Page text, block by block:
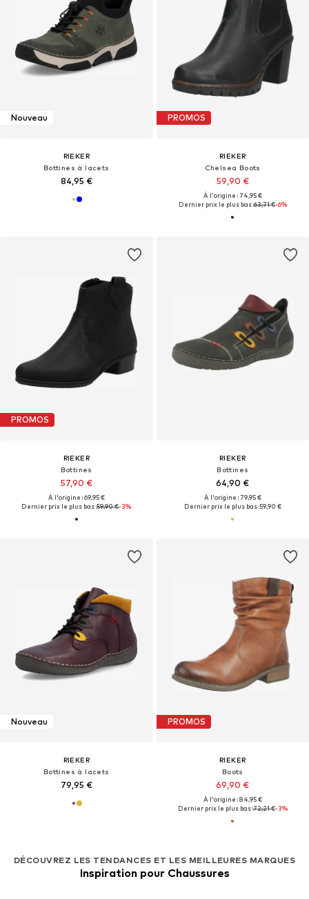
Nouveau
RIEKER
Bottines à lacets
84,95 €
PROMOS
RIEKER
Chelsea Boots
59,90 €
À l'origine : 74,95 €
Dernier prix le plus bas :63,71 €-6%
PROMOS
RIEKER
Bottines
57,90 €
À l'origine : 69,95 €
Dernier prix le plus bas :59,90 €-3%
RIEKER
Bottines
64,90 €
À l'origine : 79,95 €
Dernier prix le plus bas :59,90 €
Nouveau
RIEKER
Bottines à lacets
79,95 €
PROMOS
RIEKER
Boots
69,90 €
À l'origine : 84,95 €
Dernier prix le plus bas :72,21 €-3%
DÉCOUVREZ LES TENDANCES ET LES MEILLEURES MARQUES
Inspiration pour Chaussures